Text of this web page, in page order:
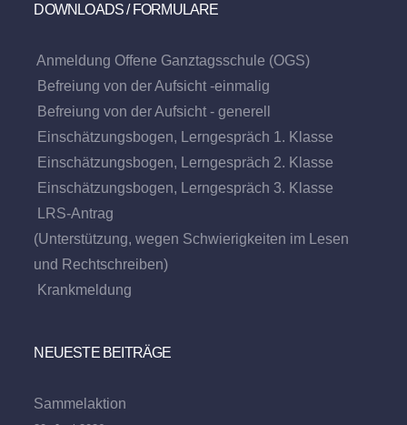
DOWNLOADS / FORMULARE
Anmeldung Offene Ganztagsschule (OGS)
Befreiung von der Aufsicht -einmalig
Befreiung von der Aufsicht - generell
Einschätzungsbogen, Lerngespräch 1. Klasse
Einschätzungsbogen, Lerngespräch 2. Klasse
Einschätzungsbogen, Lerngespräch 3. Klasse
LRS-Antrag
(Unterstützung, wegen Schwierigkeiten im Lesen
und Rechtschreiben)
Krankmeldung
NEUESTE BEITRÄGE
Sammelaktion